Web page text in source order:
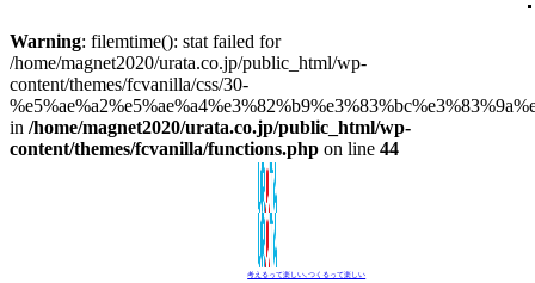
Warning: filemtime(): stat failed for
/home/magnet2020/urata.co.jp/public_html/wp-
content/themes/fcvanilla/css/30-
in /home/magnet2020/urata.co.jp/public_html/wp-
content/themes/fcvanilla/functions.php on line 44
考えるって楽しい､つくるって楽しい